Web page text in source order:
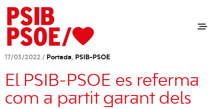
17/03/2022 / Portada, PSIB-PSOE
El PSIB-PSOE es referma
com a partit garant dels